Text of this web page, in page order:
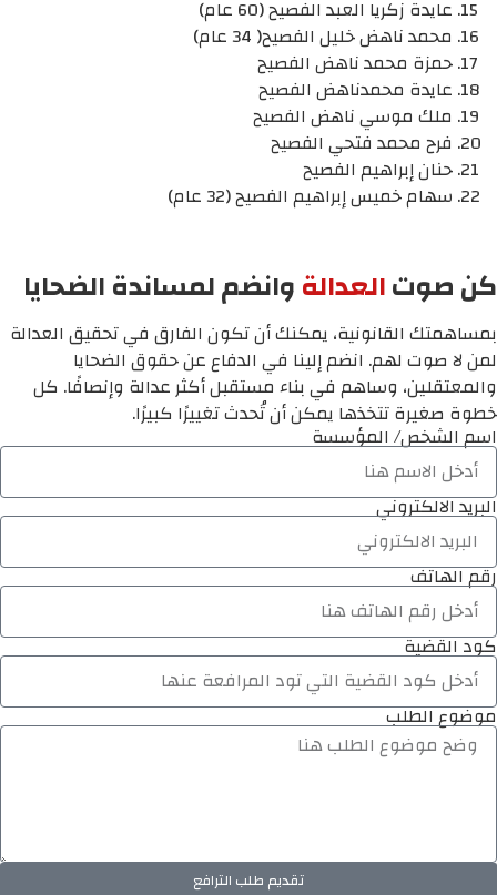
عايدة زكريا العبد الفصيح (60 عام)
محمد ناهض خليل الفصيح( 34 عام)
حمزة محمد ناهض الفصيح
عايدة محمدناهض الفصيح
ملك موسي ناهض الفصيح
فرح محمد فتحي الفصيح
حنان إبراهيم الفصيح
سهام خميس إبراهيم الفصيح (32 عام)
كن صوتالعدالةوانضم لمساندة الضحايا
بمساهمتك القانونية، يمكنك أن تكون الفارق في تحقيق العدالة
لمن لا صوت لهم. انضم إلينا في الدفاع عن حقوق الضحايا
والمعتقلين، وساهم في بناء مستقبل أكثر عدالة وإنصافًا. كل
خطوة صغيرة تتخذها يمكن أن تُحدث تغييرًا كبيرًا.
اسم الشخص/ المؤسسة
البريد الالكتروني
رقم الهاتف
كود القضية
موضوع الطلب
تقديم طلب الترافع